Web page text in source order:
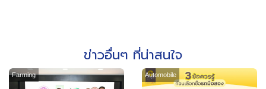
ข่าวอื่นๆ ที่น่าสนใจ
Farming Automobile